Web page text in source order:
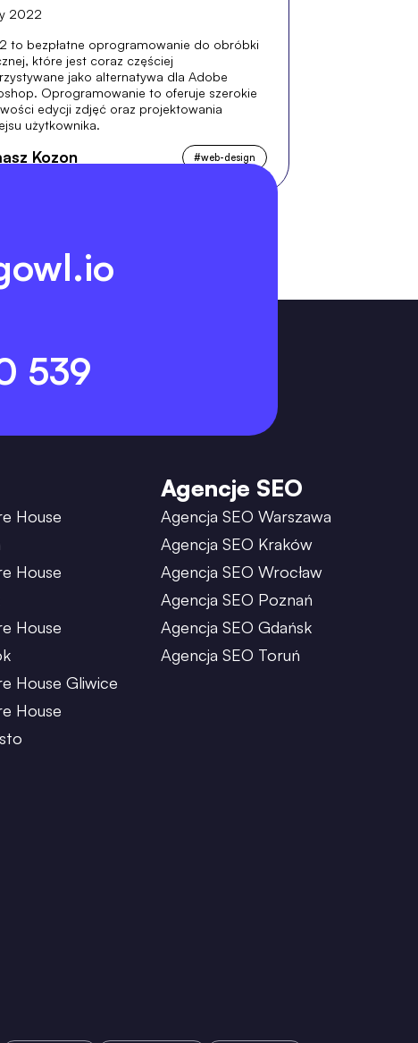
2022
to bezpłatne oprogramowanie do obróbki
które jest coraz częściej
jako alternatywa dla Adobe
Oprogramowanie to oferuje szerokie
edycji zdjęć oraz projektowania
użytkownika.
Kozon #web-design
539
House
House
House
House Gliwice
House
Agencje SEO
Agencja SEO Warszawa
Agencja SEO Kraków
Agencja SEO Wrocław
Agencja SEO Poznań
Agencja SEO Gdańsk
Agencja SEO Toruń